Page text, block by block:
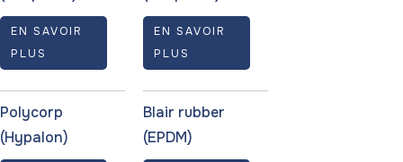
EN SAVOIR
PLUS
EN SAVOIR
PLUS
Polycorp
(Hypalon)
Blair rubber
(EPDM)